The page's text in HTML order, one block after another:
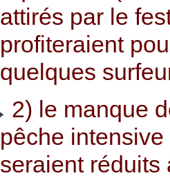
attirés par le
profiteraient
quelques
2) le manque
pêche
seraient réduits